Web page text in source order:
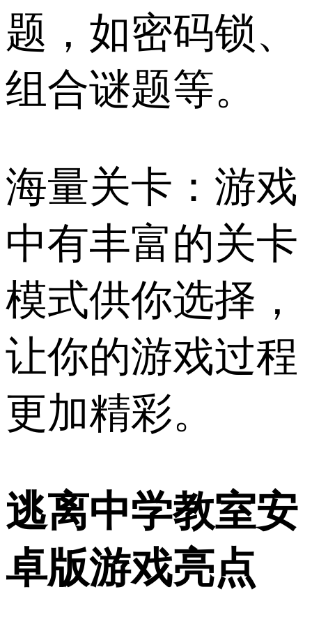
题，如密码锁、
组合谜题等。
海量关卡：游戏
中有丰富的关卡
模式供你选择，
让你的游戏过程
更加精彩。
逃离中学教室安
卓版游戏亮点